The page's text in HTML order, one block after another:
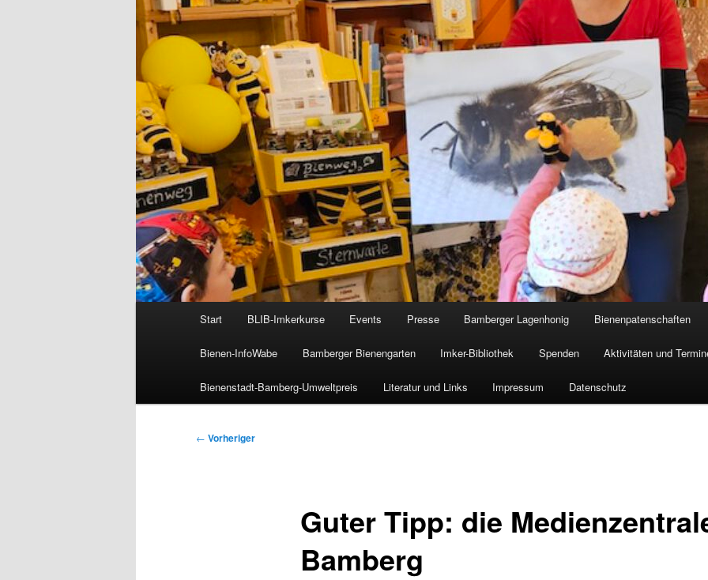
Start BLIB-Imkerkurse Events Presse Bamberger Lagenhonig Bienenpatenschaften
Bienen-InfoWabe Bamberger Bienengarten Imker-Bibliothek Spenden Aktivitäten und
Bienenstadt-Bamberg-Umweltpreis Literatur und Links Impressum Datenschutz
Beitragsnavigation
← Vorheriger
Guter Tipp: die
Bamberg